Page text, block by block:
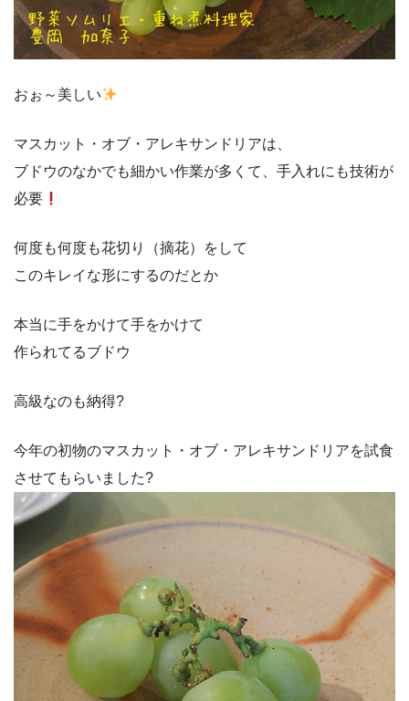
おぉ～美しい
マスカット・オブ・アレキサンドリアは、
ブドウのなかでも細かい作業が多くて、手入れにも技術が
必要
何度も何度も花切り（摘花）をして
このキレイな形にするのだとか
本当に手をかけて手をかけて
作られてるブドウ
高級なのも納得?
今年の初物のマスカット・オブ・アレキサンドリアを試食
させてもらいました?